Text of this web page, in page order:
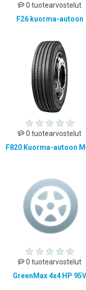
0 tuotearvostelut
F26 kuorma-autoon
0 tuotearvostelut
F820 Kuorma-autoon
0 tuotearvostelut
GreenMax 4x4 HP 95V